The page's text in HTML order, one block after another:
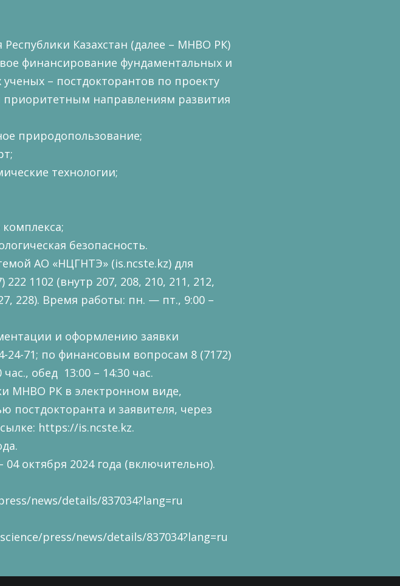
Казахстан (далее – МНВО РК)
финансирование фундаментальных и
– постдокторантов по проекту
приоритетным направлениям развития
природопользование;
технологии;
безопасность.
АО «НЦГНТЭ» (is.ncste.kz) для
1102 (внутр 207, 208, 210, 211, 212,
228). Время работы: пн. — пт., 9:00 –
и оформлению заявки
24-71; по финансовым вопросам 8 (7172)
обед 13:00 – 14:30 час.
МНВО РК в электронном виде,
и заявителя, через
https://is.ncste.kz.
октября 2024 года (включительно).
news/details/837034?lang=ru
press/news/details/837034?lang=ru